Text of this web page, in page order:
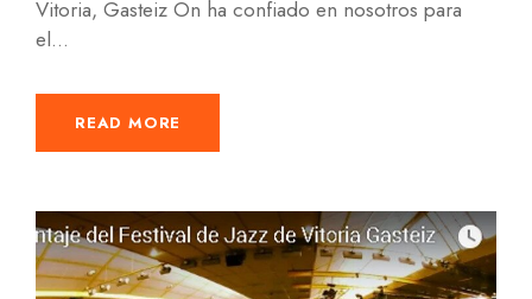
Vitoria, Gasteiz On ha confiado en nosotros para
el...
READ MORE